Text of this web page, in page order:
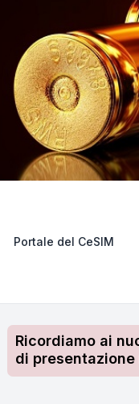
Portale del CeSIM
Ricordiamo ai
di